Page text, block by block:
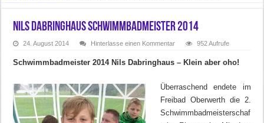
Nils Dabringhaus Schwimmbadmeister 2014
24. August 2014 Hinterlasse einen Kommentar 952 Aufrufe
Schwimmbadmeister 2014 Nils Dabringhaus – Klein aber oho!
Überraschend endete im
Freibad Oberwerth die 2.
Schwimmbadmeisterschaf